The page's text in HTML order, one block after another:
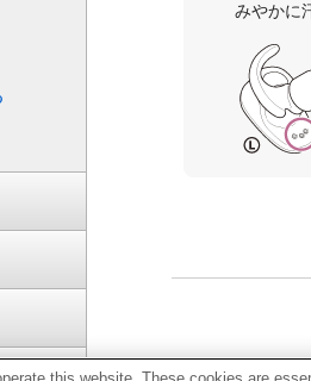
みやかに